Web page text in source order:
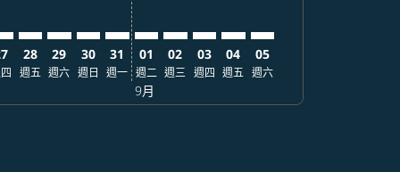
28
週五
29
週六
30
週日
31
週一
01
週二
9月
02
週三
03
週四
04
週五
05
週六